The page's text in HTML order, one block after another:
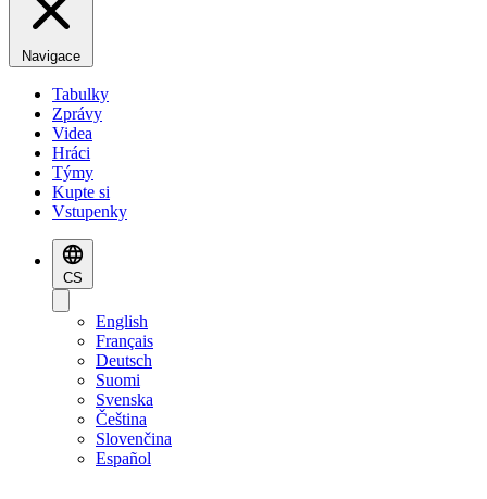
Navigace
Tabulky
Zprávy
Videa
Hráci
Týmy
Kupte si
Vstupenky
CS
English
Français
Deutsch
Suomi
Svenska
Čeština
Slovenčina
Español